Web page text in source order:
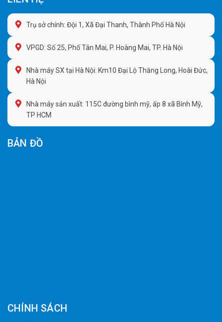
Trụ sở chính: Đội 1, Xã Đại Thanh, Thành Phố Hà Nội
VPGD: Số 25, Phố Tân Mai, P. Hoàng Mai, TP. Hà Nội
Nhà máy SX tại Hà Nội: Km10 Đại Lộ Thăng Long, Hoài Đức,
Hà Nội
Nhà máy sản xuất: 115C đường bình mỹ, ấp 8 xã Bình Mỹ,
TP HCM
BẢN ĐỒ
CHÍNH SÁCH